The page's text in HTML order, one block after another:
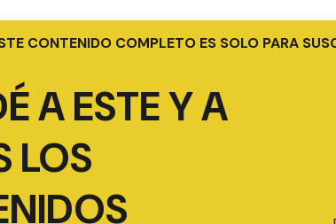
CONTENIDO COMPLETO ES SOLO PARA
A ESTE Y A
LOS